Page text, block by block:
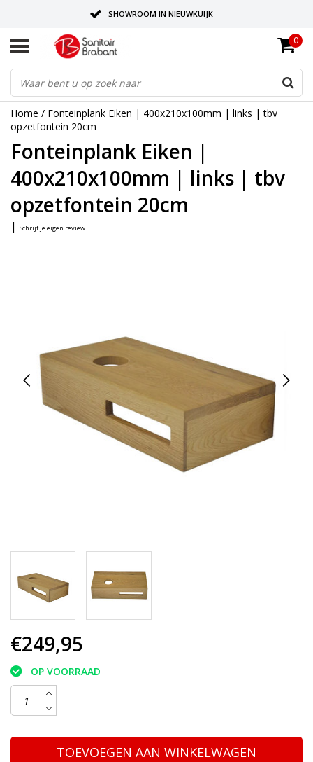
SHOWROOM IN NIEUWKUIJK
BEZORGING OP AFSPRAAK
LEVERING EN REALISATIE ONDER EEN DAK!
0
Home / Fonteinplank Eiken | 400x210x100mm | links | tbv
opzetfontein 20cm
Fonteinplank Eiken |
400x210x100mm | links | tbv
opzetfontein 20cm
| Schrijf je eigen review
€249,95
OP VOORRAAD
TOEVOEGEN AAN WINKELWAGEN